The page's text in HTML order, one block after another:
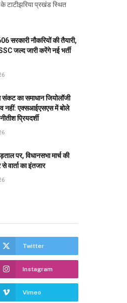
टाटीझरिया प्रखंड स्थित
सरकारी नौकरियों की तैयारी,
जल्द जारी करेंगे नई भर्ती
का समाधान जियोलॉजी
नहीं: एक्सआईएसएस में बोले
प्रियदर्शी
पर, विधानसभा मार्च की
वार्ता का इंतजार
Twitter
Instagram
Vimeo